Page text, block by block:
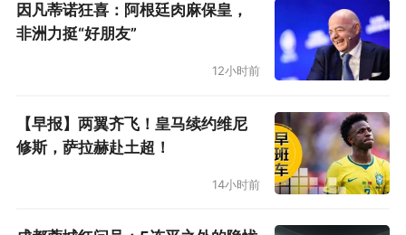
注于游戏软件和服务的厂商中，EA在某些年份的
统计中就是全球第一。EA旗下拥有影响力最大的
足球游戏《EA Sports FC》（原《FIFA》系
列），以及《战地》《极品飞车》《模拟人生》
等众多知名IP。
跟这种投资项目相比，纽卡实在太过渺小。甚
因凡蒂诺狂喜：阿根廷肉麻保皇，
非洲力挺“好朋友”
12小时前
【早报】两翼齐飞！皇马续约维尼
修斯，萨拉赫赴土超！
14小时前